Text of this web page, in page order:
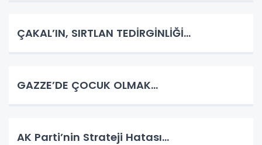
ÇAKAL’IN, SIRTLAN TEDİRGİNLİĞİ…
GAZZE’DE ÇOCUK OLMAK…
AK Parti’nin Strateji Hatası…